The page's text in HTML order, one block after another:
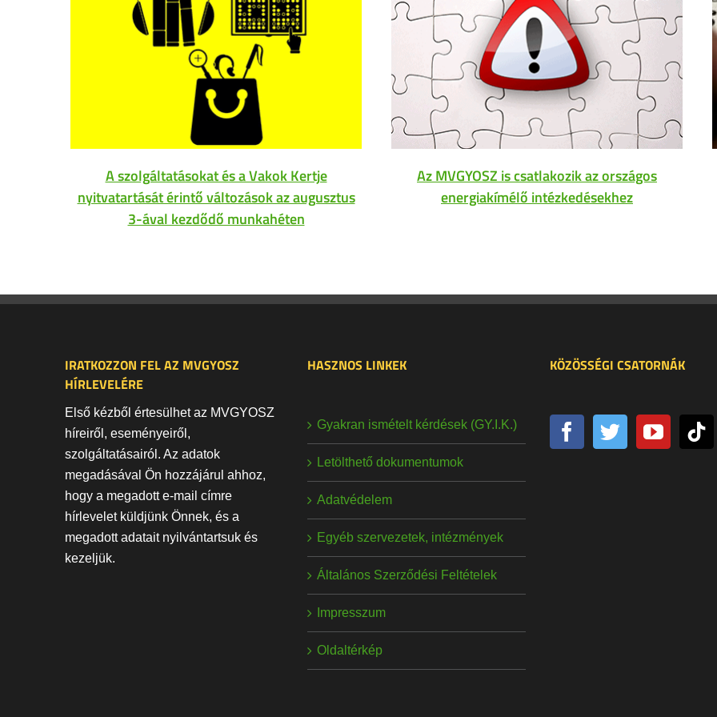
A szolgáltatásokat és a Vakok Kertje
nyitvatartását érintő változások az augusztus
3-ával kezdődő munkahéten
Az MVGYOSZ is csatlakozik az országos
energiakímélő intézkedésekhez
IRATKOZZON FEL AZ MVGYOSZ
HÍRLEVELÉRE
Első kézből értesülhet az MVGYOSZ
híreiről, eseményeiről,
szolgáltatásairól. Az adatok
megadásával Ön hozzájárul ahhoz,
hogy a megadott e-mail címre
hírlevelet küldjünk Önnek, és a
megadott adatait nyilvántartsuk és
kezeljük.
HASZNOS LINKEK
Gyakran ismételt kérdések (GY.I.K.)
Letölthető dokumentumok
Adatvédelem
Egyéb szervezetek, intézmények
Általános Szerződési Feltételek
Impresszum
Oldaltérkép
KÖZÖSSÉGI CSATORNÁK